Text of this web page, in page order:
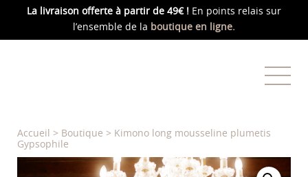
La livraison offerte à partir de 49€ ! En points relais sur
l’ensemble de la boutique en ligne.
Accueil > Boutique > Kimono long mousseline plumetis
Gypsophile